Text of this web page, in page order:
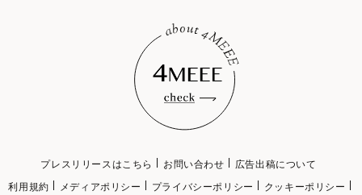
プレスリリースはこちら お問い合わせ
広告出稿について
利用規約
メディアポリシー プライバシーポリシー
クッキーポリシー